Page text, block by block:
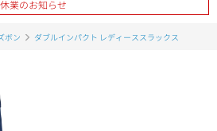
業のお知らせ
ボン ダブルインパクト レディーススラックス